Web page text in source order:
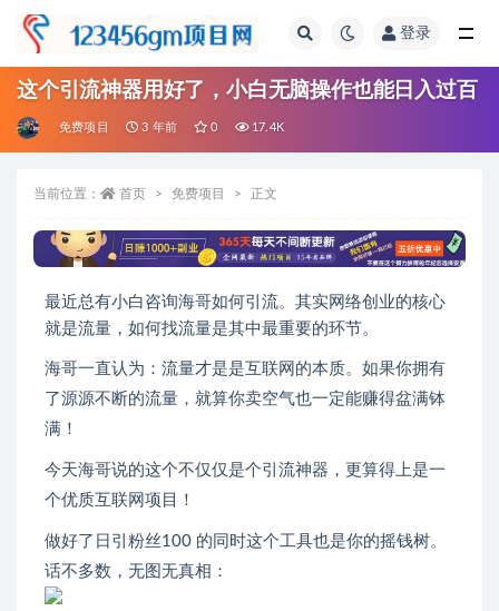
登录
这个引流神器用好了，小白无脑操作也能日入过百
免费项目 3 年前 0 17.4K
当前位置： 首页 免费项目 正文
最近总有小白咨询海哥如何引流。其实网络创业的核心
就是流量，如何找流量是其中最重要的环节。
海哥一直认为：流量才是是互联网的本质。如果你拥有
了源源不断的流量，就算你卖空气也一定能赚得盆满钵
满！
今天海哥说的这个不仅仅是个引流神器，更算得上是一
个优质互联网项目！
做好了日引粉丝100 的同时这个工具也是你的摇钱树。
话不多数，无图无真相：